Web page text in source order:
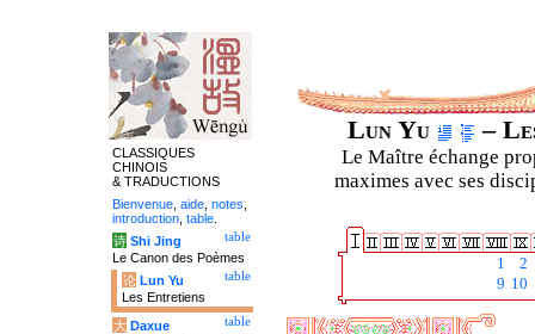
Lun Yu –
Le Maître échange
maximes avec ses
1
2
9 10
CLASSIQUES
CHINOIS
& TRADUCTIONS
Bienvenue aide notes
introduction table
table
诗 Shi Jing
Le Canon des Poèmes
table
论 Lun Yu
Les Entretiens
table
大 Daxue